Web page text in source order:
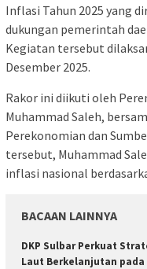
Inflasi Tahun 2025 yang
dukungan pemerintah
Kegiatan tersebut
Desember 2025.
Rakor ini diikuti oleh
Muhammad Saleh,
Perekonomian dan
tersebut, Muhammad
inflasi nasional
BACAAN LAINNYA
DKP Sulbar Perkuat
Laut Berkelanjutan pada